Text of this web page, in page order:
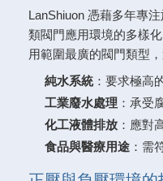
LanShiuon 憑藉多年專
類閥門應用環境的多樣
用範圍最廣的閥門類型
純水系統：要求極高
工業廢水處理 ：承受
化工液體排放 ：應對
食品與醫療用途 ：需